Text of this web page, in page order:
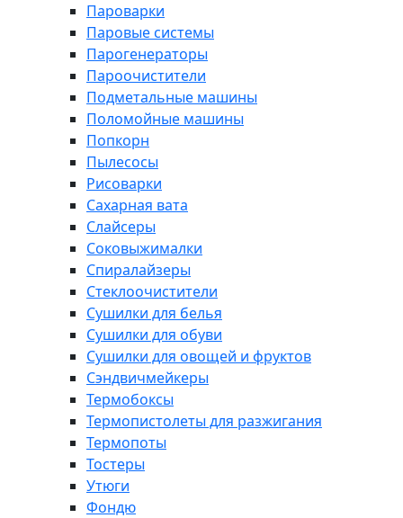
Пароварки
Паровые системы
Парогенераторы
Пароочистители
Подметальные машины
Поломойные машины
Попкорн
Пылесосы
Рисоварки
Сахарная вата
Слайсеры
Соковыжималки
Спиралайзеры
Стеклоочистители
Сушилки для белья
Сушилки для обуви
Сушилки для овощей и фруктов
Сэндвичмейкеры
Термобоксы
Термопистолеты для разжигания
Термопоты
Тостеры
Утюги
Фондю